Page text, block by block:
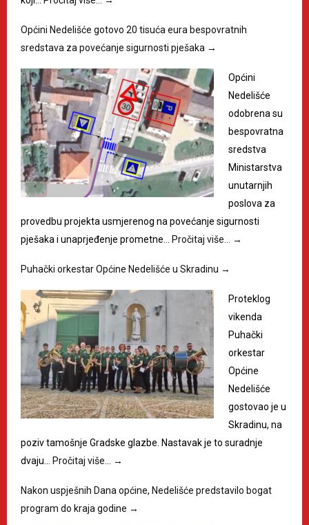
Općini Nedelišće gotovo 20 tisuća eura bespovratnih
sredstava za povećanje sigurnosti pješaka →
Općini
Nedelišće
odobrena su
bespovratna
sredstva
Ministarstva
unutarnjih
poslova za
provedbu projekta usmjerenog na povećanje sigurnosti
pješaka i unaprjeđenje prometne…
Pročitaj više… →
Puhački orkestar Općine Nedelišće u Skradinu →
Proteklog
vikenda
Puhački
orkestar
Općine
Nedelišće
gostovao je u
Skradinu, na
poziv tamošnje Gradske glazbe. Nastavak je to suradnje
dvaju…
Pročitaj više… →
Nakon uspješnih Dana općine, Nedelišće predstavilo bogat
program do kraja godine →